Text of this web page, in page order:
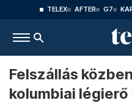
TELEX AFTER G7
Felszállás
kolumbiai